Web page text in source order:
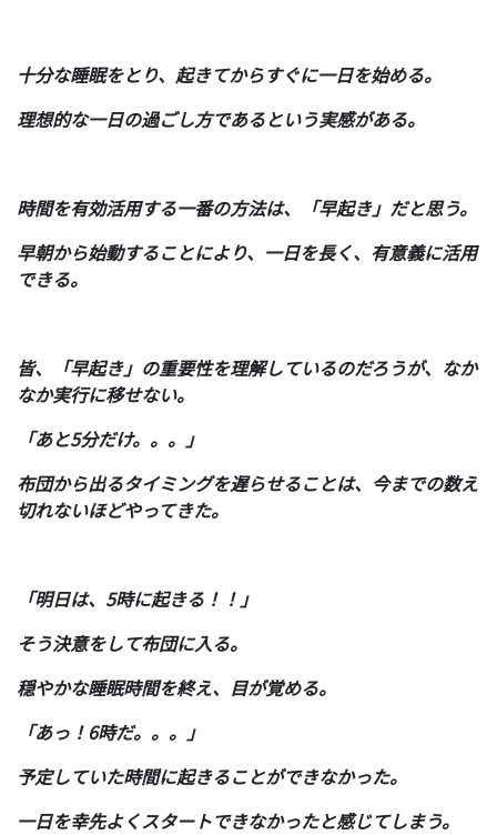
十分な睡眠をとり、起きてからすぐに一日を始める。
理想的な一日の過ごし方であるという実感がある。
時間を有効活用する一番の方法は、「早起き」だと思う。
早朝から始動することにより、一日を長く、有意義に活用
できる。
皆、「早起き」の重要性を理解しているのだろうが、なか
なか実行に移せない。
「あと5分だけ。。。」
布団から出るタイミングを遅らせることは、今までの数え
切れないほどやってきた。
「明日は、5時に起きる！！」
そう決意をして布団に入る。
穏やかな睡眠時間を終え、目が覚める。
「あっ！6時だ。。。」
予定していた時間に起きることができなかった。
一日を幸先よくスタートできなかったと感じてしまう。